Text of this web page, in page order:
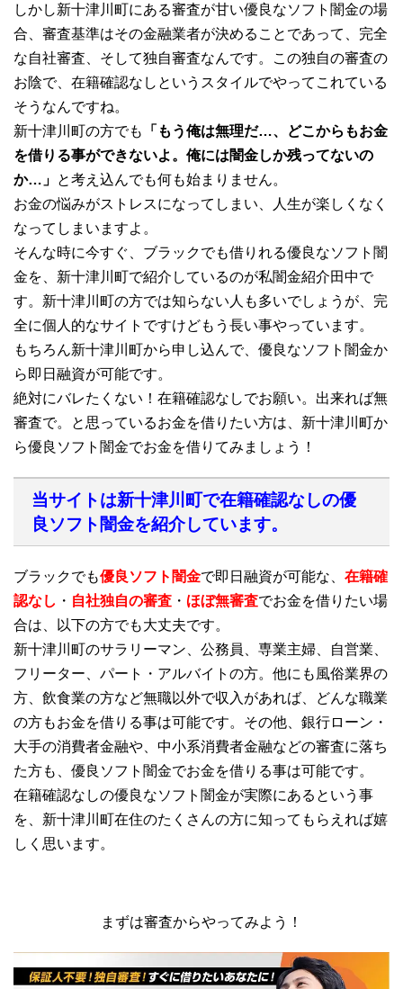
しかし新十津川町にある審査が甘い優良なソフト闇金の場
合、審査基準はその金融業者が決めることであって、完全
な自社審査、そして独自審査なんです。この独自の審査の
お陰で、在籍確認なしというスタイルでやってこれている
そうなんですね。
新十津川町の方でも
「もう俺は無理だ…、どこからもお金
を借りる事ができないよ。俺には闇金しか残ってないの
か…」 と考え込んでも何も始まりません。
お金の悩みがストレスになってしまい、人生が楽しくなく
なってしまいますよ。
そんな時に今すぐ、ブラックでも借りれる優良なソフト闇
金を、新十津川町で紹介しているのが私闇金紹介田中で
す。新十津川町の方では知らない人も多いでしょうが、完
全に個人的なサイトですけどもう長い事やっています。
もちろん新十津川町から申し込んで、優良なソフト闇金か
ら即日融資が可能です。
絶対にバレたくない！在籍確認なしでお願い。出来れば無
審査で。と思っているお金を借りたい方は、新十津川町か
ら優良ソフト闇金でお金を借りてみましょう！
当サイトは新十津川町で在籍確認なしの優
良ソフト闇金を紹介しています。
ブラックでも優良ソフト闇金で即日融資が可能な、 在籍確
認なし ・ 自社独自の審査 ・ ほぼ無審査でお金を借りたい場
合は、以下の方でも大丈夫です。
新十津川町のサラリーマン、公務員、専業主婦、自営業、
フリーター、パート・アルバイトの方。他にも風俗業界の
方、飲食業の方など無職以外で収入があれば、どんな職業
の方もお金を借りる事は可能です。その他、銀行ローン・
大手の消費者金融や、中小系消費者金融などの審査に落ち
た方も、優良ソフト闇金でお金を借りる事は可能です。
在籍確認なしの優良なソフト闇金が実際にあるという事
を、新十津川町在住のたくさんの方に知ってもらえれば嬉
しく思います。
まずは審査からやってみよう！